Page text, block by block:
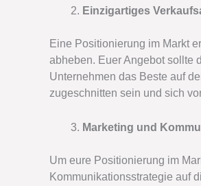
Einzigartiges
Eine Positionierung im Markt
abheben. Euer Angebot sollte
Unternehmen das Beste auf
zugeschnitten sein und sich
Marketing und
Um eure Positionierung im
Kommunikationsstrategie auf